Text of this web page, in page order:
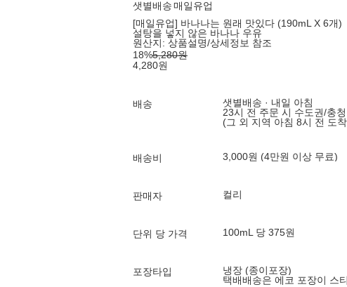
샛별배송매일유업
[매일유업] 바나나는 원래 맛있다 (190mL X 6개)
설탕을 넣지 않은 바나나 우유
원산지: 상품설명/상세정보 참조
18%5,280원
4,280원
배송
샛별배송 · 내일 아침
23시 전 주문 시 수도권/충
(그 외 지역 아침 8시 전 도
배송비 3,000원 (4만원 이상 무료)
판매자 컬리
단위 당 가격 100mL 당 375원
포장타입
냉장 (종이포장)
택배배송은 에코 포장이 스